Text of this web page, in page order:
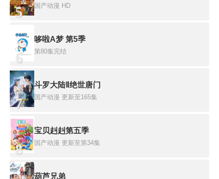
5 国产动漫 HD
6
哆啦A梦 第5季
第80集完结
7
斗罗大陆Ⅱ绝世唐门
国产动漫 更新至165集
8
宝贝赳赳第五季
国产动漫 更新至第34集
葫芦兄弟